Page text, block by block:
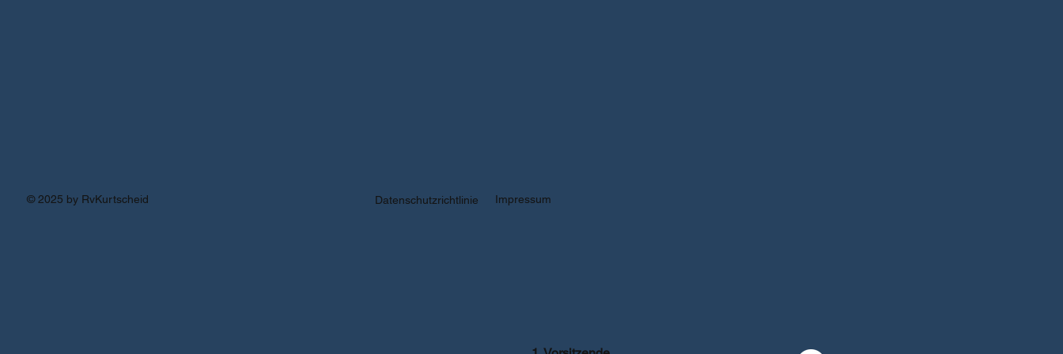
© 2025 by RvKurtscheid Datenschutzrichtlinie Impressum